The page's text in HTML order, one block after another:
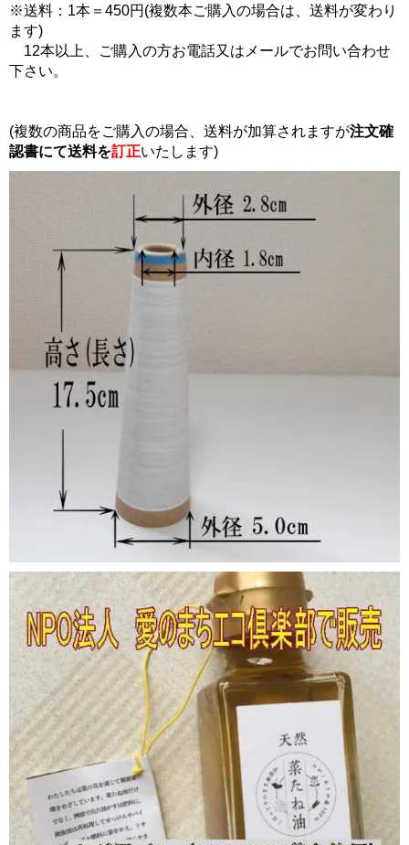
※送料：1本＝450円(複数本ご購入の場合は、送料が変わり
ます)
12本以上、ご購入の方お電話又はメールでお問い合わせ
下さい。
(複数の商品をご購入の場合、送料が加算されますが注文確
認書にて送料を訂正いたします)